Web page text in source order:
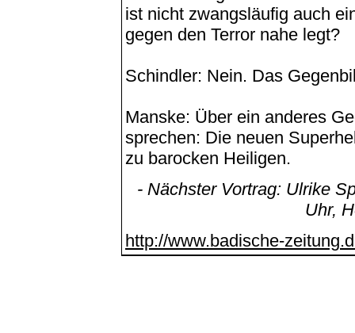
ist nicht zwangsläufig auch
gegen den Terror nahe legt?
Schindler: Nein. Das
Manske: Über ein anderes
sprechen: Die neuen
zu barocken Heiligen.
- Nächster Vortrag: Ulrike
Uhr,
http://www.badische-